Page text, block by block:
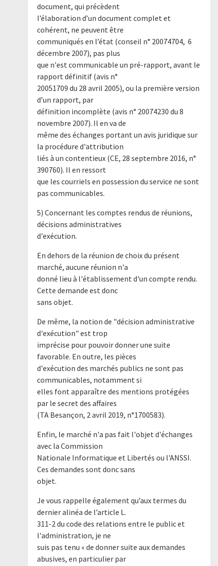
document, qui précèdent
l’élaboration d’un document complet et
cohérent, ne peuvent être
communiqués en l’état (conseil n° 20074704, 6
décembre 2007), pas plus
que n'est communicable un pré-rapport, avant le
rapport définitif (avis n°
20051709 du 28 avril 2005), ou la première version
d’un rapport, par
définition incomplète (avis n° 20074230 du 8
novembre 2007). Il en va de
même des échanges portant un avis juridique sur
la procédure d'attribution
liés à un contentieux (CE, 28 septembre 2016, n°
390760). Il en ressort
que les courriels en possession du service ne sont
pas communicables.
5) Concernant les comptes rendus de réunions,
décisions administratives
d'exécution.
En dehors de la réunion de choix du présent
marché, aucune réunion n'a
donné lieu à l'établissement d'un compte rendu.
Cette demande est donc
sans objet.
De même, la notion de "décision administrative
d'exécution" est trop
imprécise pour pouvoir donner une suite
favorable. En outre, les pièces
d'exécution des marchés publics ne sont pas
communicables, notamment si
elles font apparaître des mentions protégées
par le secret des affaires
(TA Besançon, 2 avril 2019, n°1700583).
Enfin, le marché n'a pas fait l'objet d'échanges
avec la Commission
Nationale Informatique et Libertés ou l'ANSSI.
Ces demandes sont donc sans
objet.
Je vous rappelle également qu’aux termes du
dernier alinéa de l’article L.
311-2 du code des relations entre le public et
l'administration, je ne
suis pas tenu « de donner suite aux demandes
abusives, en particulier par